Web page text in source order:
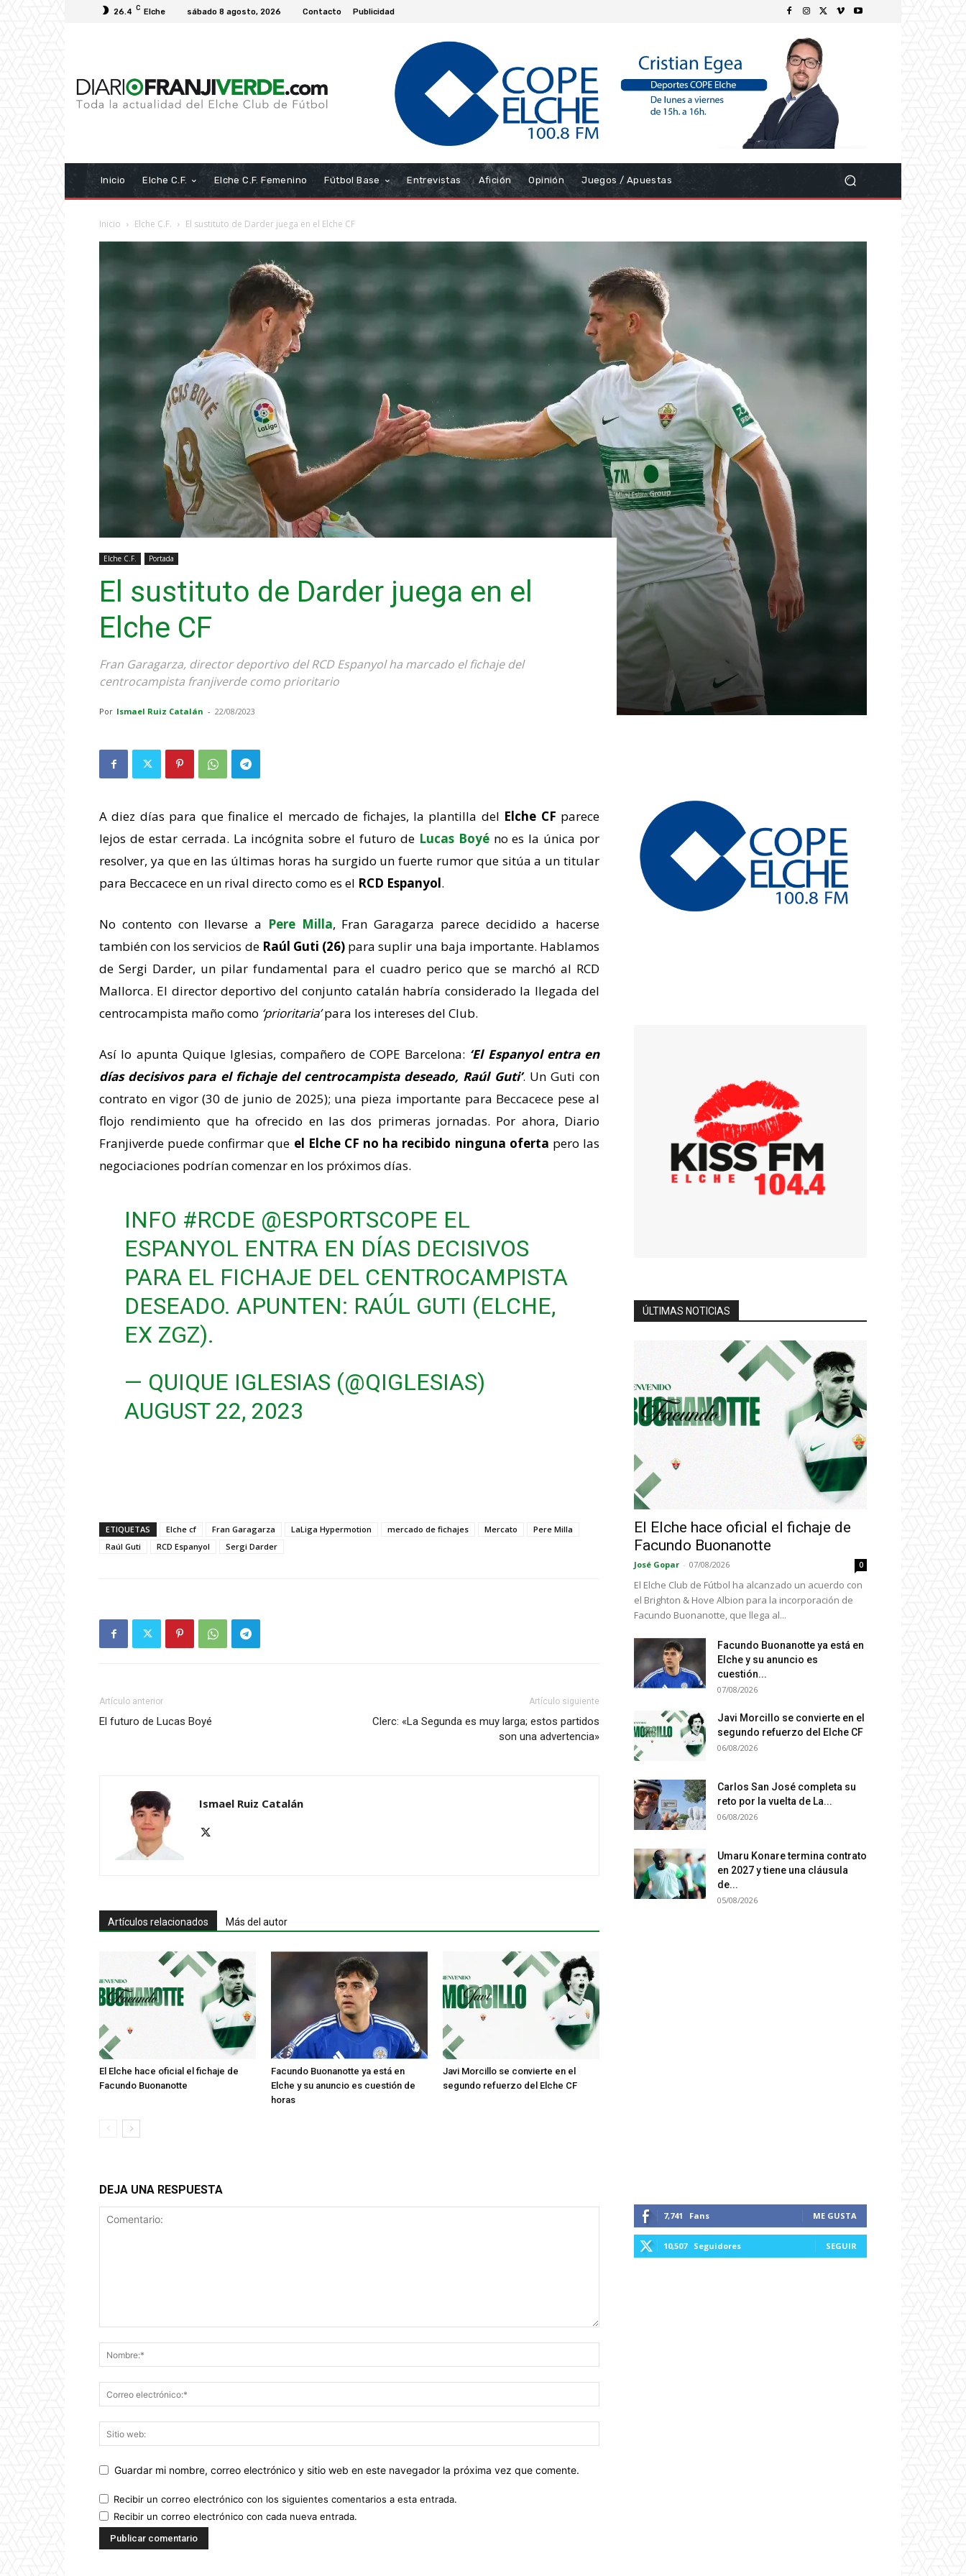
26.4 C Elche sábado 8 agosto, 2026 Contacto Publicidad
Inicio Elche C.F. Elche C.F. Femenino Fútbol Base Entrevistas Afición Opinión Juegos / Apuestas
Inicio Elche C.F. El sustituto de Darder juega en el Elche CF
Elche C.F. Portada
El sustituto de Darder juega en el
Elche CF
Fran Garagarza, director deportivo del RCD Espanyol ha marcado el fichaje del
centrocampista franjiverde como prioritario
Por Ismael Ruiz Catalán - 22/08/2023
A diez días para que finalice el mercado de fichajes, la plantilla del Elche CF parece
lejos de estar cerrada. La incógnita sobre el futuro de Lucas Boyéno es la única por
resolver, ya que en las últimas horas ha surgido un fuerte rumor que sitúa a un titular
para Beccacece en un rival directo como es el RCD Espanyol.
No contento con llevarse a Pere Milla, Fran Garagarza parece decidido a hacerse
también con los servicios de Raúl Guti (26) para suplir una baja importante. Hablamos
de Sergi Darder, un pilar fundamental para el cuadro perico que se marchó al RCD
Mallorca. El director deportivo del conjunto catalán habría considerado la llegada del
centrocampista maño como ‘prioritaria’para los intereses del Club.
Así lo apunta Quique Iglesias, compañero de COPE Barcelona: ‘El Espanyol entra en
días decisivos para el fichaje del centrocampista deseado, Raúl Guti’. Un Guti con
contrato en vigor (30 de junio de 2025); una pieza importante para Beccacece pese al
flojo rendimiento que ha ofrecido en las dos primeras jornadas. Por ahora, Diario
Franjiverde puede confirmar que el Elche CF no ha recibido ninguna oferta pero las
negociaciones podrían comenzar en los próximos días.
INFO #RCDE @ESPORTSCOPE EL
ESPANYOL ENTRA EN DÍAS DECISIVOS
PARA EL FICHAJE DEL CENTROCAMPISTA
DESEADO. APUNTEN: RAÚL GUTI (ELCHE,
EX ZGZ).
— QUIQUE IGLESIAS (@QIGLESIAS)
AUGUST 22, 2023
ETIQUETAS Elche cf Fran Garagarza LaLiga Hypermotion mercado de fichajes Mercato
Pere Milla
Raúl Guti
RCD Espanyol Sergi Darder
Artículo anterior
El futuro de Lucas Boyé
Artículo siguiente
Clerc: «La Segunda es muy larga; estos partidos
son una advertencia»
Ismael Ruiz Catalán
Artículos relacionados Más del autor
El Elche hace oficial el fichaje de
Facundo Buonanotte
Facundo Buonanotte ya está en
Elche y su anuncio es cuestión de
horas
Javi Morcillo se convierte en el
segundo refuerzo del Elche CF
DEJA UNA RESPUESTA
Guardar mi nombre, correo electrónico y sitio web en este navegador la próxima vez que comente.
Recibir un correo electrónico con los siguientes comentarios a esta entrada.
Recibir un correo electrónico con cada nueva entrada.
ÚLTIMAS NOTICIAS
El Elche hace oficial el fichaje de
Facundo Buonanotte
José Gopar - 07/08/2026 0
El Elche Club de Fútbol ha alcanzado un acuerdo con
el Brighton & Hove Albion para la incorporación de
Facundo Buonanotte, que llega al...
Facundo Buonanotte ya está en
Elche y su anuncio es
cuestión...
07/08/2026
Javi Morcillo se convierte en el
segundo refuerzo del Elche CF
06/08/2026
Carlos San José completa su
reto por la vuelta de La...
06/08/2026
Umaru Konare termina contrato
en 2027 y tiene una cláusula
de...
05/08/2026
7,741 Fans ME GUSTA
10,507 Seguidores SEGUIR